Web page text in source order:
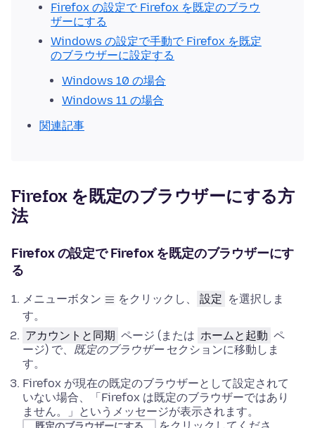
Firefox の設定で Firefox を既定のブラウ
ザーにする
Windows の設定で手動で Firefox を既定
のブラウザーに設定する
Windows 10 の場合
Windows 11 の場合
関連記事
Firefox を既定のブラウザーにする方
法
Firefox の設定で Firefox を既定のブラウザーにす
る
メニューボタン をクリックし、 設定 を選択しま
す。
アカウントと同期 ページ (または ホームと起動 ペ
ージ) で、 既定のブラウザーセクションに移動しま
す。
Firefox が現在の既定のブラウザーとして設定されて
いない場合、
「Firefox は既定のブラウザーではあり
ません。」というメッセージが表示されます。